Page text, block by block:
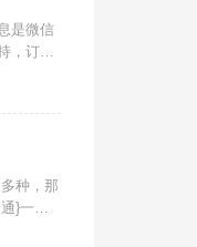
是微信
，订阅
种，那
}一、
文本、